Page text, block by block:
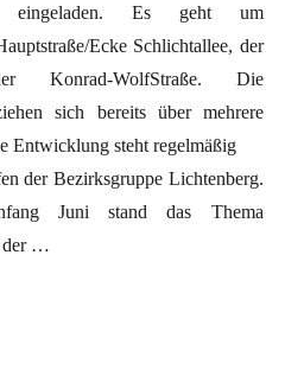
eingeladen. Es geht um
Ecke Schlichtallee, der
Konrad-WolfStraße. Die
sich bereits über mehrere
Entwicklung steht regelmäßig
der Bezirksgruppe Lichtenberg.
Juni stand das Thema
der …